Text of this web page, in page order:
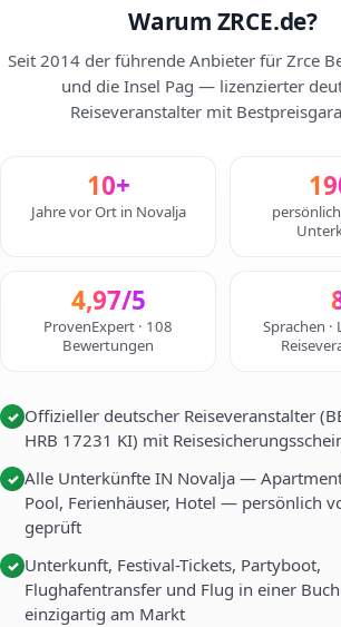
Warum ZRCE.de?
Seit 2014 der führende Anbieter für Zrce
und die Insel Pag — lizenzierter
Reiseveranstalter mit
10+
Jahre vor Ort in Novalja
4,97/5
ProvenExpert · 108
Bewertungen
Sprachen ·
✓ Offizieller deutscher Reiseveranstalter
HRB 17231 KI) mit
✓ Alle Unterkünfte IN Novalja —
Pool, Ferienhäuser, Hotel — persönlich
geprüft
✓ Unterkunft, Festival-Tickets, Partyboot,
Flughafentransfer und Flug in einer
einzigartig am Markt